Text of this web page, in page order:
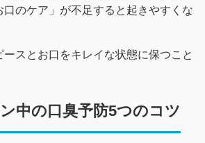
口のケア」が不足すると起きやすくな
スとお口をキレイな状態に保つこと
中の口臭予防5つのコツ